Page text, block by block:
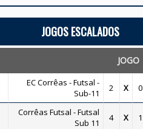
JOGOS ESCALADOS
JOGO
EC Corrêas - Futsal -
Sub-11
2 X 0
Corrêas Futsal - Futsal
Sub 11
4 X 1